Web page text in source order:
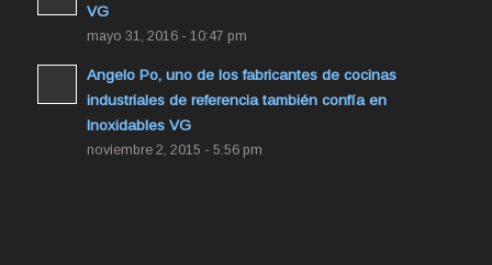
VG
mayo 31, 2016 - 10:47 pm
Angelo Po, uno de los fabricantes de cocinas
industriales de referencia también confía en
Inoxidables VG
noviembre 2, 2015 - 5:56 pm